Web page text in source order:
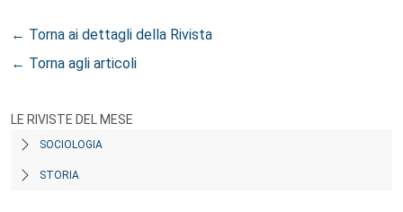
← Torna ai dettagli della Rivista
← Torna agli articoli
LE RIVISTE DEL MESE
SOCIOLOGIA
STORIA